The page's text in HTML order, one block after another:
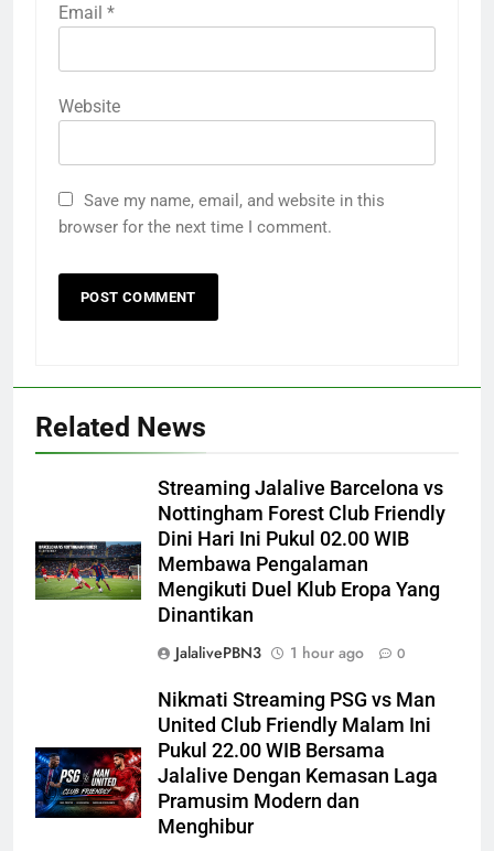
Email *
Website
Save my name, email, and website in this
browser for the next time I comment.
Related News
Streaming Jalalive Barcelona vs
Nottingham Forest Club Friendly
Dini Hari Ini Pukul 02.00 WIB
Membawa Pengalaman
Mengikuti Duel Klub Eropa Yang
Dinantikan
JalalivePBN3
1 hour ago 0
Nikmati Streaming PSG vs Man
United Club Friendly Malam Ini
Pukul 22.00 WIB Bersama
Jalalive Dengan Kemasan Laga
Pramusim Modern dan
Menghibur